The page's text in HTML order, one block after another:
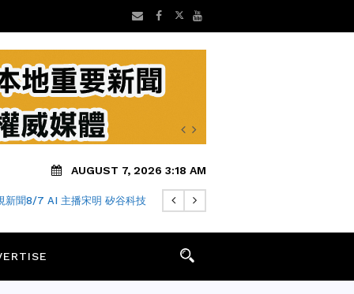
AUGUST 7, 2026 3:18 AM
新聞8/7 AI 主播宋明 矽谷科技